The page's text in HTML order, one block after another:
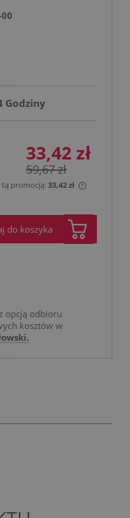
kosztów
Godziny
33,42 zł
59,67 zł
tą promocją:33,42 zł
do koszyka
opcją odbioru
kosztów w